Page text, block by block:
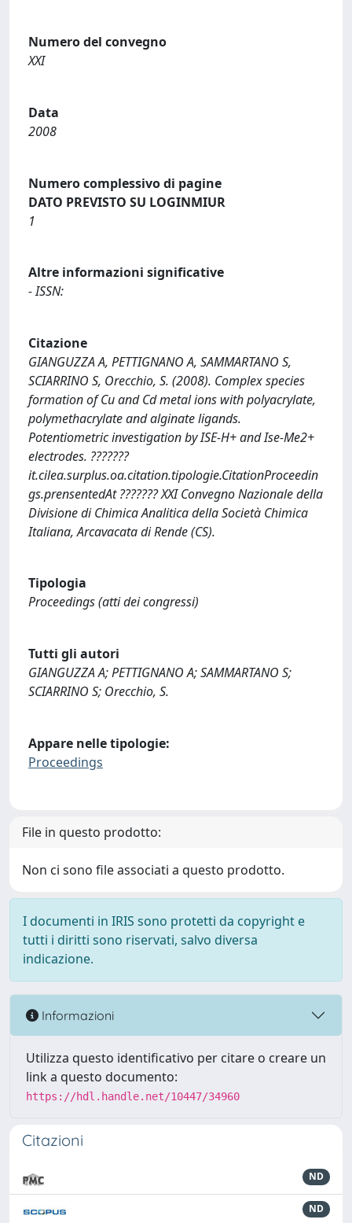
Numero del convegno
XXI
Data
2008
Numero complessivo di pagine
DATO PREVISTO SU LOGINMIUR
1
Altre informazioni significative
- ISSN:
Citazione
GIANGUZZA A, PETTIGNANO A, SAMMARTANO S,
SCIARRINO S, Orecchio, S. (2008). Complex species
formation of Cu and Cd metal ions with polyacrylate,
polymethacrylate and alginate ligands.
Potentiometric investigation by ISE-H+ and Ise-Me2+
electrodes. ???????
it.cilea.surplus.oa.citation.tipologie.CitationProceedin
gs.prensentedAt ??????? XXI Convegno Nazionale della
Divisione di Chimica Analitica della Società Chimica
Italiana, Arcavacata di Rende (CS).
Tipologia
Proceedings (atti dei congressi)
Tutti gli autori
GIANGUZZA A; PETTIGNANO A; SAMMARTANO S;
SCIARRINO S; Orecchio, S.
Appare nelle tipologie:
Proceedings
File in questo prodotto:
Non ci sono file associati a questo prodotto.
I documenti in IRIS sono protetti da copyright e
tutti i diritti sono riservati, salvo diversa
indicazione.
Informazioni
Utilizza questo identificativo per citare o creare un
link a questo documento:
https://hdl.handle.net/10447/34960
Citazioni
ND
ND